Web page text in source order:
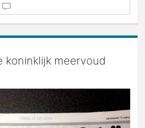
koninklijk meervoud